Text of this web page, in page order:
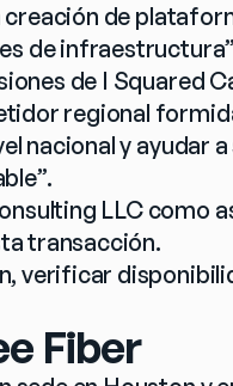
de
de
de I Squared
regional
nacional y ayudar
LLC como
transacción.
verificar
Fiber